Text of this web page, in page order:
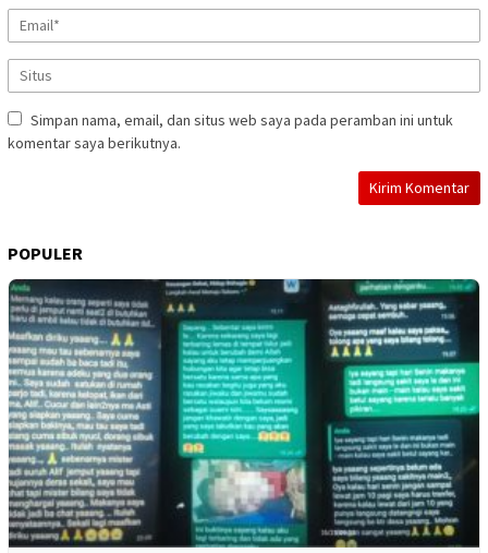
Simpan nama, email, dan situs web saya pada peramban ini untuk
komentar saya berikutnya.
POPULER